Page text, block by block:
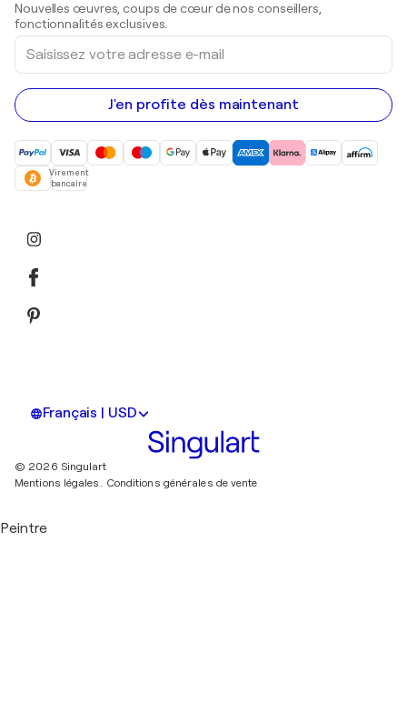
Peintures acryliques
Nouvelles œuvres, coups de cœur de nos conseillers,
fonctionnalités exclusives.
Saisissez
votre
adresse
e-
mail
J'en profite dès maintenant
Virement
bancaire
Français | USD
© 2026 Singulart
Mentions légales. Conditions générales de vente
Peintre